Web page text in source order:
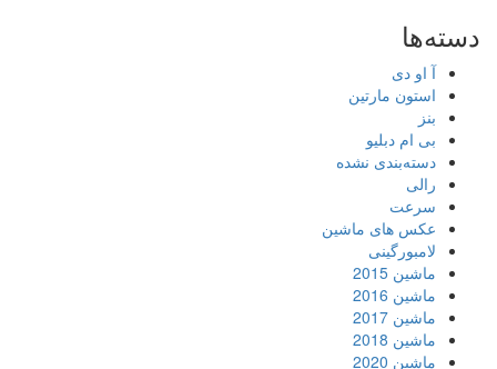
دسته‌ها
آ او دی
استون مارتین
بنز
بی ام دبلیو
دسته‌بندی نشده
رالی
سرعت
عکس های ماشین
لامبورگینی
ماشین 2015
ماشین 2016
ماشین 2017
ماشین 2018
ماشین 2020